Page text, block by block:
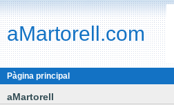
aMartorell.com
Pàgina principal
aMartorell